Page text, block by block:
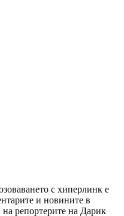
с хиперлинк е
и новините в
репортерите на Дарик